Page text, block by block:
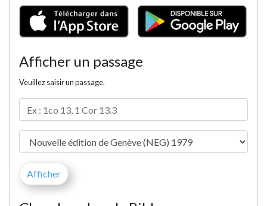
Afficher un passage
Veuillez saisir un passage.